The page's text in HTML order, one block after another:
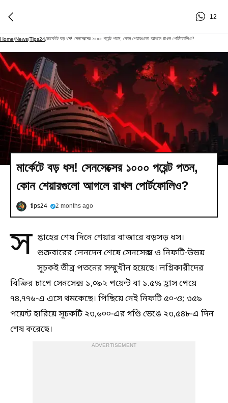
12
Home/News/Tips24/মার্কেটে বড় ধস! সেনসেক্সের ১০০০ পয়েন্ট পতন, কোন শেয়ারগুলো আগলে রাখল পোর্টফোলিও?
মার্কেটে বড় ধস! সেনসেক্সের ১০০০ পয়েন্ট পতন,
কোন শেয়ারগুলো আগলে রাখল পোর্টফোলিও?
tips24 2 months ago
স প্তাহের শেষ দিনে শেয়ার বাজারে বড়সড় ধস।
শুক্রবারের লেনদেন শেষে সেনসেক্স ও নিফটি-উভয়
সূচকই তীব্র পতনের সম্মুখীন হয়েছে। লগ্নিকারীদের
বিক্রির চাপে সেনসেক্স ১,০৯২ পয়েন্ট বা ১.৫% হ্রাস পেয়ে
৭৪,৭৭৬-এ এসে থমকেছে। পিছিয়ে নেই নিফটি ৫০-ও; ৩৫৯
পয়েন্ট হারিয়ে সূচকটি ২৩,৬০০-এর গণ্ডি ভেঙে ২৩,৫৪৮-এ দিন
শেষ করেছে।
ADVERTISEMENT